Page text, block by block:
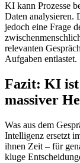
KI kann Prozesse
Daten analysieren.
jedoch eine Frage
relevanten
Aufgaben entlastet.
Fazit: KI ist
massiver
Was aus dem
Intelligenz ersetzt
ihnen Zeit – für
kluge